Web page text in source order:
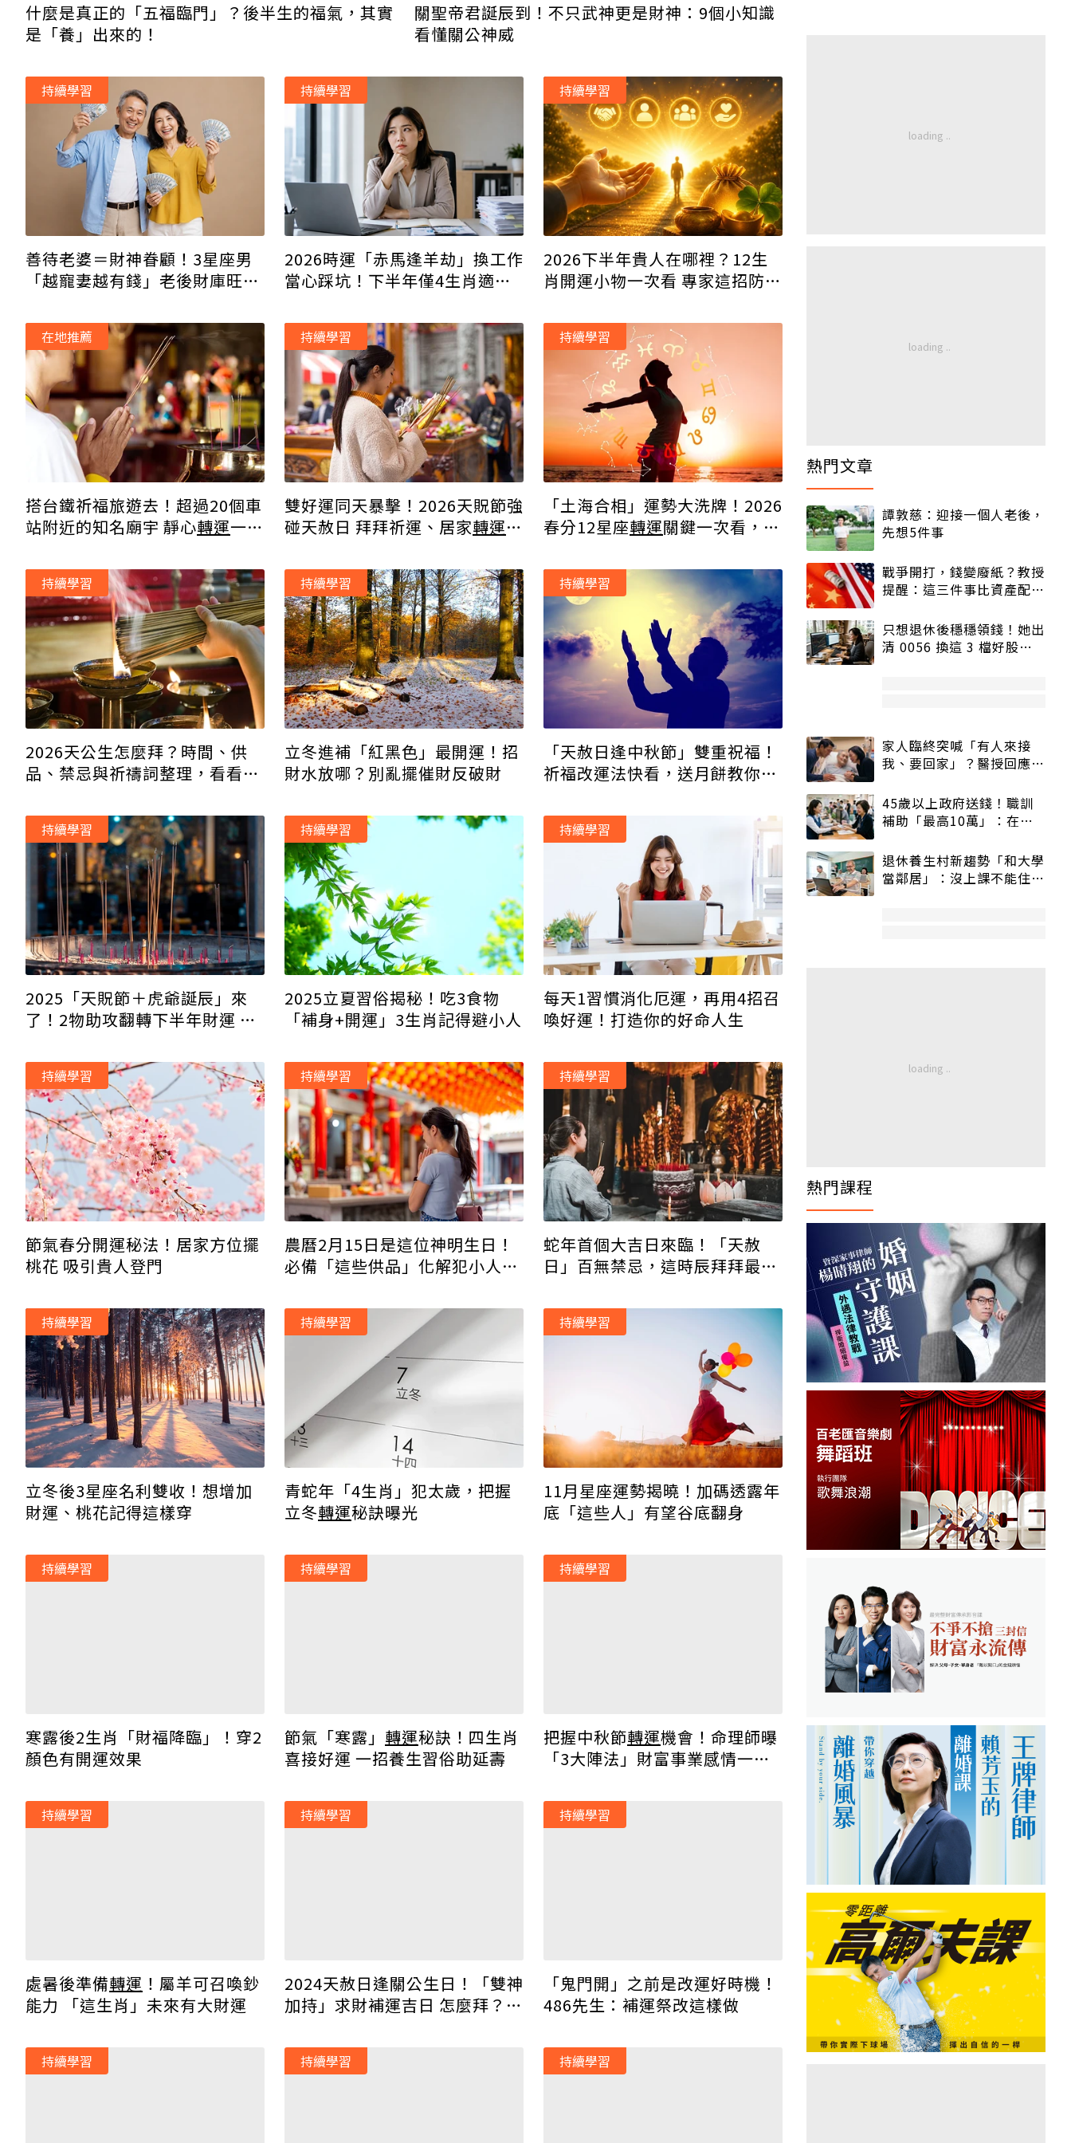
什麼是真正的「五福臨門」？後半生的福氣，其實
是「養」出來的！
關聖帝君誕辰到！不只武神更是財神：9個小知識
看懂關公神威
善待老婆＝財神眷顧！3星座男
「越寵妻越有錢」老後財庫旺翻
持續學習
2026時運「赤馬逢羊劫」換工作
當心踩坑！下半年僅4生肖適合
持續學習
2026下半年貴人在哪裡？12生
肖開運小物一次看 專家這招防小
持續學習
搭台鐵祈福旅遊去！超過20個車
站附近的知名廟宇 靜心轉運一日
在地推薦
雙好運同天暴擊！2026天貺節強
碰天赦日 拜拜祈運、居家轉運秘
持續學習
「土海合相」運勢大洗牌！2026
春分12星座轉運關鍵一次看，這
持續學習
2026天公生怎麼拜？時間、供
品、禁忌與祈禱詞整理，看看3
持續學習
立冬進補「紅黑色」最開運！招
財水放哪？別亂擺催財反破財
持續學習
「天赦日逢中秋節」雙重祝福！
祈福改運法快看，送月餅教你避
持續學習
2025「天貺節＋虎爺誕辰」來
了！2物助攻翻轉下半年財運 3
持續學習
2025立夏習俗揭秘！吃3食物
「補身+開運」3生肖記得避小人
持續學習
每天1習慣消化厄運，再用4招召
喚好運！打造你的好命人生
持續學習
節氣春分開運秘法！居家方位擺
桃花 吸引貴人登門
持續學習
農曆2月15日是這位神明生日！
必備「這些供品」化解犯小人危
持續學習
蛇年首個大吉日來臨！「天赦
日」百無禁忌，這時辰拜拜最靈
持續學習
立冬後3星座名利雙收！想增加
財運、桃花記得這樣穿
持續學習
青蛇年「4生肖」犯太歲，把握
立冬轉運秘訣曝光
持續學習
11月星座運勢揭曉！加碼透露年
底「這些人」有望谷底翻身
持續學習
寒露後2生肖「財福降臨」！穿2
顏色有開運效果
持續學習
節氣「寒露」 轉運秘訣！四生肖
喜接好運 一招養生習俗助延壽
持續學習
把握中秋節轉運機會！命理師曝
「3大陣法」財富事業感情一起
持續學習
處暑後準備轉運 ！屬羊可召喚鈔
能力 「這生肖」未來有大財運
持續學習
2024天赦日逢關公生日！「雙神
加持」求財補運吉日 怎麼拜？去
持續學習
「鬼門開」之前是改運好時機！
486先生：補運祭改這樣做
持續學習
持續學習 持續學習 持續學習
熱門文章
譚敦慈：迎接一個人老後，
先想5件事
戰爭開打，錢變廢紙？教授
提醒：這三件事比資產配置
更重要！
只想退休後穩穩領錢！她出
清 0056 換這 3 檔好股：
股價高點照樣買
家人臨終突喊「有人來接
我、要回家」？醫授回應方
式快學：避免抱憾終生
職、待業都能申請
退休養生村新趨勢「和大學
當鄰居」：沒上課不能住、
宿舍變養老房
熱門課程